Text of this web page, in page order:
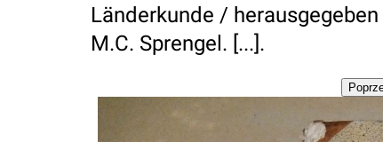
Länderkunde /
M.C. Sprengel. [...].